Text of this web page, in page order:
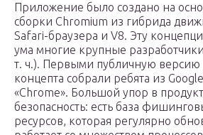
Приложение было создано на
сборки Chromium из гибрида
Safari-браузера и V8. Эту
ума многие крупные
т. ч.). Первыми публичную версию
концепта собрали ребята из
«Chrome». Большой упор в
безопасность: есть база
ресурсов, которая регулярно